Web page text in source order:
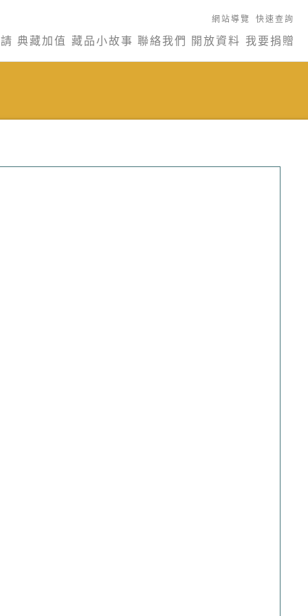
網站導覽 快速查詢
典藏加值 藏品小故事 聯絡我們 開放資料 我要捐贈